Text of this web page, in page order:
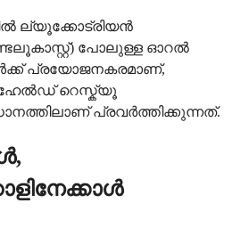
ല്യൂക്കോട്രിയൻ
പോലുള്ള ഓറൽ
പ്രയോജനകരമാണ്,
റെസ്ക്യൂ
പ്രവർത്തിക്കുന്നത്.